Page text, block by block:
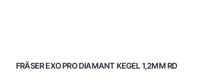
FRÄSER EXO PRO DIAMANT KEGEL 1,2MM RD